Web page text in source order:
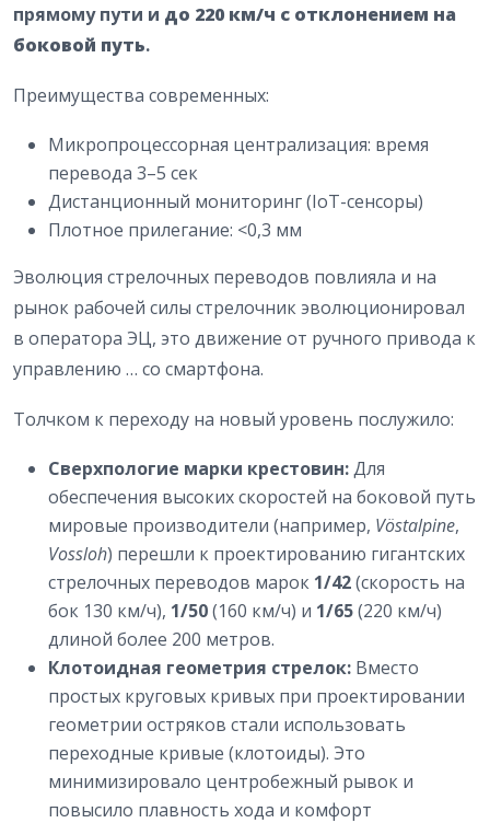
прямому пути и до 220 км/ч с отклонением на
боковой путь.
Преимущества современных:
Микропроцессорная централизация: время
перевода 3–5 сек
Дистанционный мониторинг (IoT-сенсоры)
Плотное прилегание: <0,3 мм
Эволюция стрелочных переводов повлияла и на
рынок рабочей силы стрелочник эволюционировал
в оператора ЭЦ, это движение от ручного привода к
управлению … со смартфона.
Толчком к переходу на новый уровень послужило:
Сверхпологие марки крестовин:Для
обеспечения высоких скоростей на боковой путь
мировые производители (например, Vöstalpine,
Vossloh) перешли к проектированию гигантских
стрелочных переводов марок 1/42(скорость на
бок 130 км/ч), 1/50(160 км/ч) и 1/65(220 км/ч)
длиной более 200 метров.
Клотоидная геометрия стрелок: Вместо
простых круговых кривых при проектировании
геометрии остряков стали использовать
переходные кривые (клотоиды). Это
минимизировало центробежный рывок и
повысило плавность хода и комфорт